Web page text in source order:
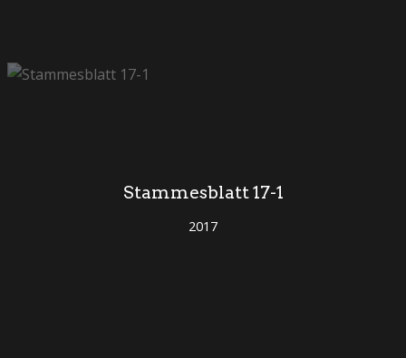
Stammesblatt 17-1
2017